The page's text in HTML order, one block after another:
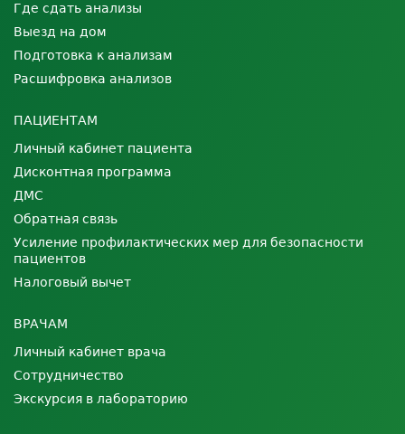
Где сдать анализы
Выезд на дом
Подготовка к анализам
Расшифровка анализов
ПАЦИЕНТАМ
Личный кабинет пациента
Дисконтная программа
ДМС
Обратная связь
Усиление профилактических мер для безопасности
пациентов
Налоговый вычет
ВРАЧАМ
Личный кабинет врача
Сотрудничество
Экскурсия в лабораторию